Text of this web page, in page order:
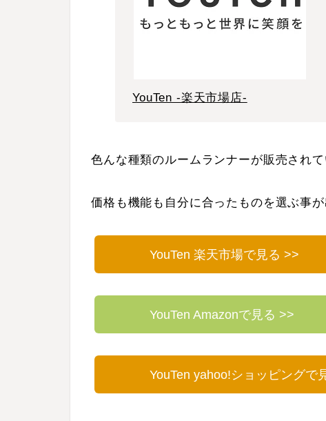
YouTen -楽天市場店-
色んな種類のルームランナーが販売され
価格も機能も自分に合ったものを選ぶ事
YouTen 楽天市場で見る >>
YouTen Amazonで見る >>
YouTen yahoo!ショッピングで